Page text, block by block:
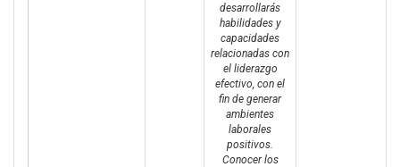
desarrollarás
habilidades y
capacidades
relacionadas con
el liderazgo
efectivo, con el
fin de generar
ambientes
laborales
positivos.
Conocer los